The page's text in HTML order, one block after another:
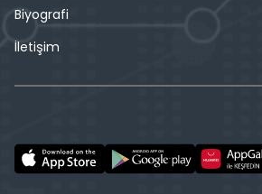
Biyografi
İletişim